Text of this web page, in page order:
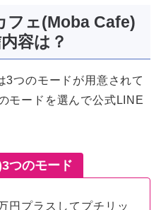
フェ(Moba Cafe)
容は？
つのモードが用意されて
モードを選んで公式LINE
つのモード
円プラスしてプチリッ